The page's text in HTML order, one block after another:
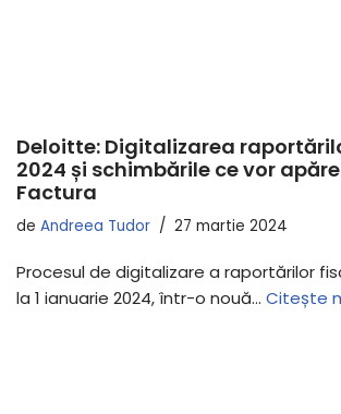
Deloitte: Digitalizarea
2024 și schimbările ce vor
Factura
de Andreea Tudor 27 martie 2024
Procesul de digitalizare a raportărilor
la 1 ianuarie 2024, într-o nouă… Citește